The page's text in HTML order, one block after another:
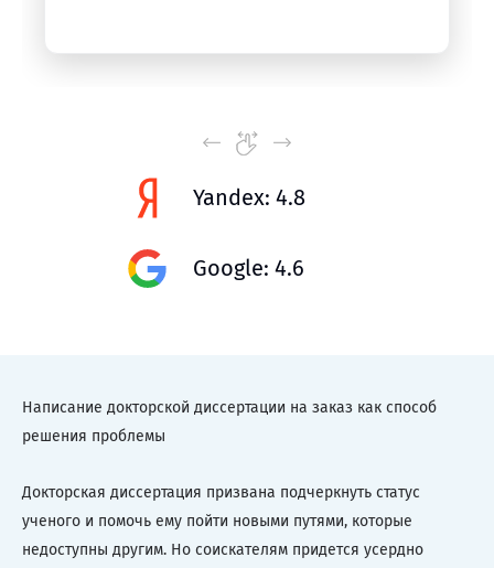
Yandex: 4.8
Google: 4.6
Написание докторской диссертации на заказ как способ
решения проблемы
Докторская диссертация призвана подчеркнуть статус
ученого и помочь ему пойти новыми путями, которые
недоступны другим. Но соискателям придется усердно